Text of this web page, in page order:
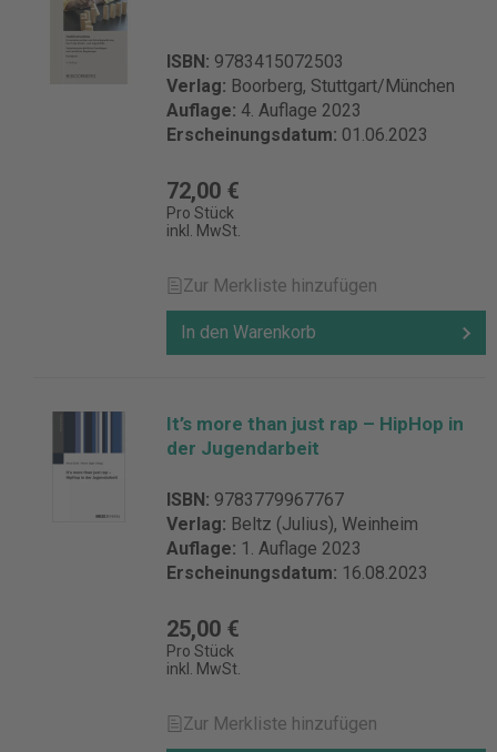
ISBN: 9783415072503
Verlag: Boorberg, Stuttgart/München
Auflage: 4. Auflage 2023
Erscheinungsdatum: 01.06.2023
72,00 €
Pro Stück
inkl. MwSt.
Zur Merkliste hinzufügen
In den Warenkorb
It’s more than just rap – HipHop in
der Jugendarbeit
ISBN: 9783779967767
Verlag: Beltz (Julius), Weinheim
Auflage: 1. Auflage 2023
Erscheinungsdatum: 16.08.2023
25,00 €
Pro Stück
inkl. MwSt.
Zur Merkliste hinzufügen